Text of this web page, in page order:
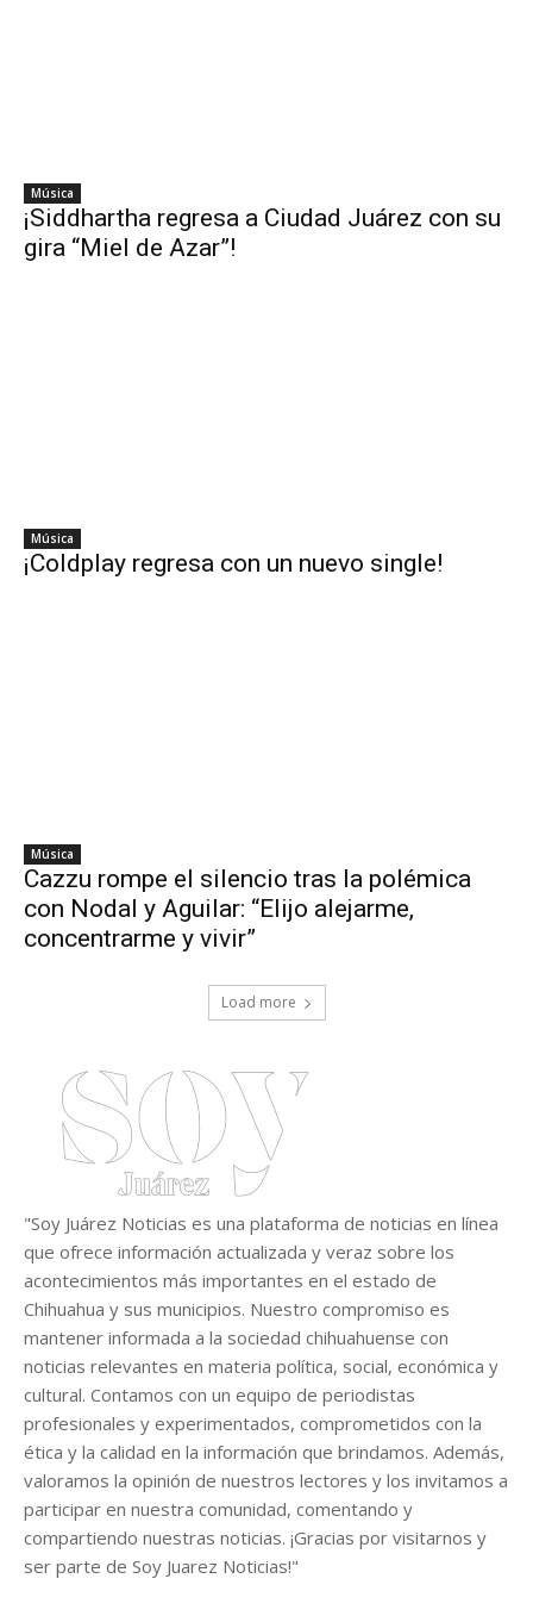
Música
¡Siddhartha regresa a Ciudad Juárez con su
gira “Miel de Azar”!
Música
¡Coldplay regresa con un nuevo single!
Música
Cazzu rompe el silencio tras la polémica
con Nodal y Aguilar: “Elijo alejarme,
concentrarme y vivir”
Load more
"Soy Juárez Noticias es una plataforma de noticias en línea
que ofrece información actualizada y veraz sobre los
acontecimientos más importantes en el estado de
Chihuahua y sus municipios. Nuestro compromiso es
mantener informada a la sociedad chihuahuense con
noticias relevantes en materia política, social, económica y
cultural. Contamos con un equipo de periodistas
profesionales y experimentados, comprometidos con la
ética y la calidad en la información que brindamos. Además,
valoramos la opinión de nuestros lectores y los invitamos a
participar en nuestra comunidad, comentando y
compartiendo nuestras noticias. ¡Gracias por visitarnos y
ser parte de Soy Juarez Noticias!"